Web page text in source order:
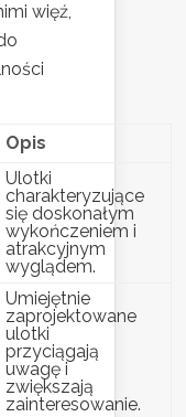
więź,
Opis
Ulotki
charakteryzujące
się doskonałym
wykończeniem i
atrakcyjnym
wyglądem.
Umiejętnie
zaprojektowane
ulotki
przyciągają
uwagę i
zwiększają
zainteresowanie.